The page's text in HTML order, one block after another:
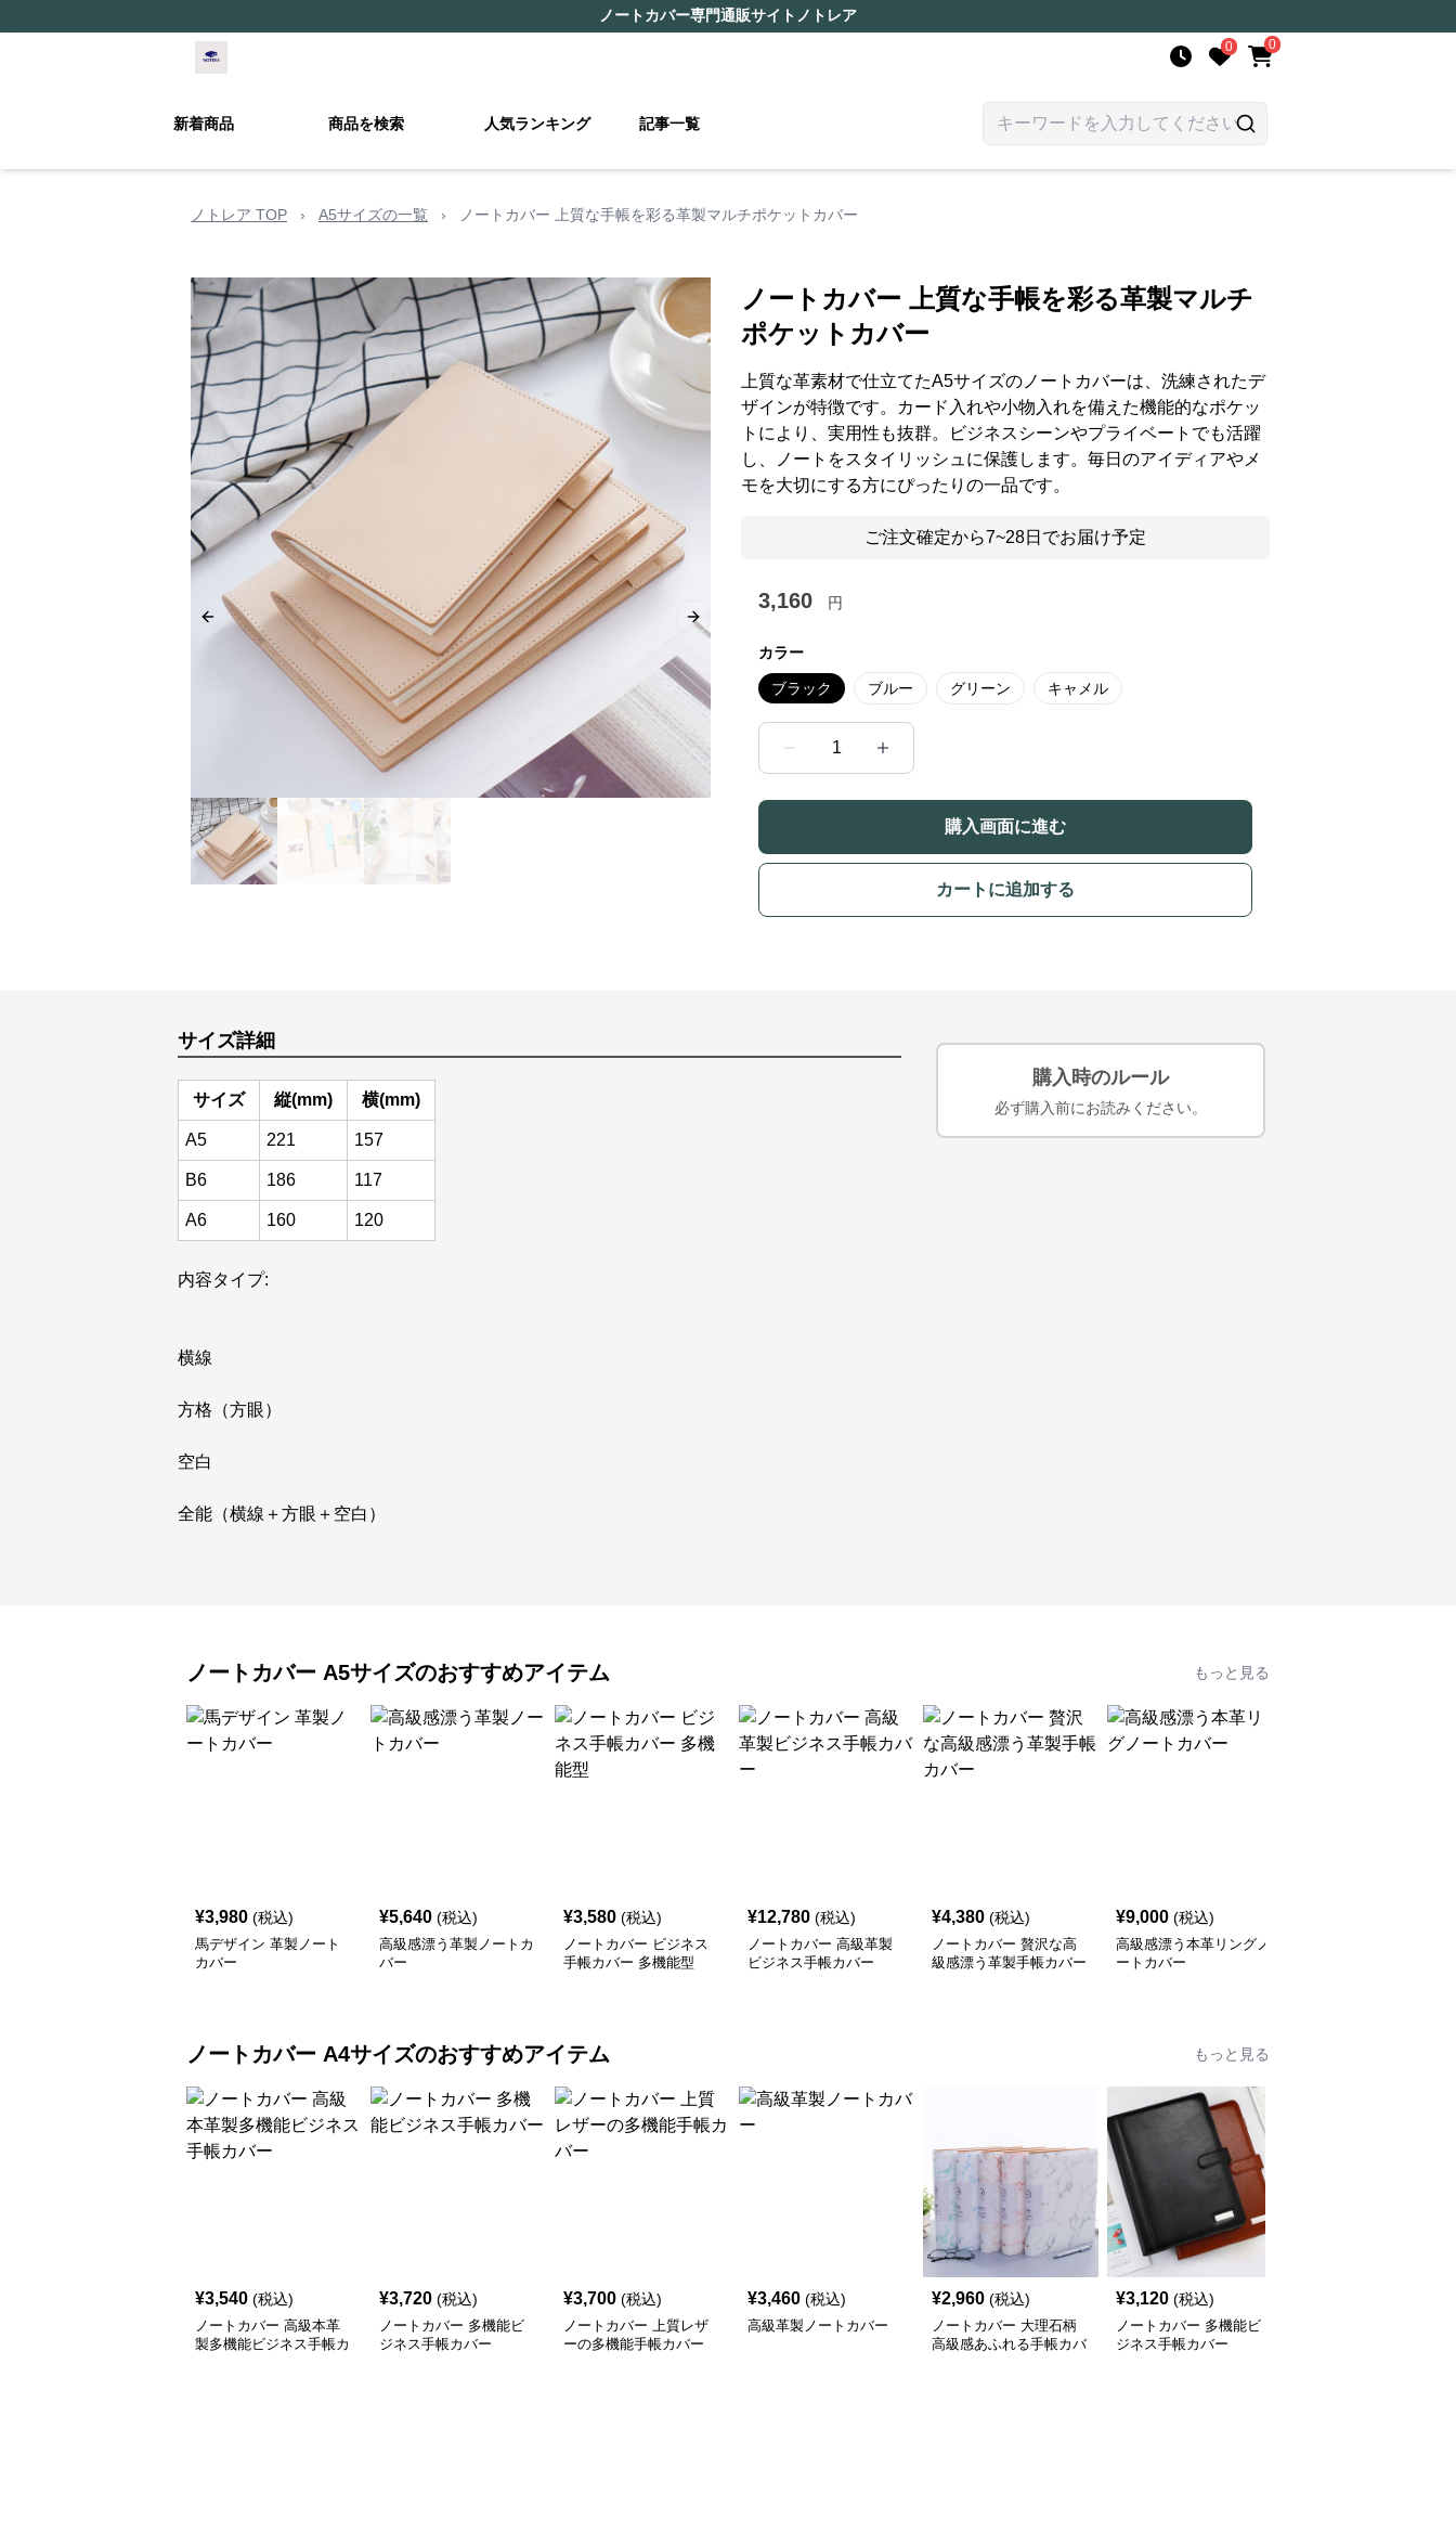
ノートカバー専門通販サイト ノトレア
0 0
新着商品 商品を検索 人気ランキング 記事一覧
ノトレア TOP › A5サイズの一覧 › ノートカバー 上質な手帳を彩る革製マルチポケットカバー
Previous slide Next slide
ノートカバー 上質な手帳を彩る革製マルチ
ポケットカバー
上質な革素材で仕立てたA5サイズのノートカバーは、洗練されたデ
ザインが特徴です。カード入れや小物入れを備えた機能的なポケッ
トにより、実用性も抜群。ビジネスシーンやプライベートでも活躍
し、ノートをスタイリッシュに保護します。毎日のアイディアやメ
モを大切にする方にぴったりの一品です。
ご注文確定から7~28日でお届け予定
3,160 円
カラー
ブラック ブルー グリーン キャメル
1
購入画面に進む
カートに追加する
サイズ詳細
サイズ 縦(mm) 横(mm)
A5 221 157
B6 186 117
A6 160 120
内容タイプ:
横線
方格（方眼）
空白
全能（横線＋方眼＋空白）
購入時のルール
必ず購入前にお読みください。
ノートカバー A5サイズのおすすめアイテム もっと見る
¥3,980 (税込)
馬デザイン 革製ノート
カバー
¥5,640 (税込)
高級感漂う革製ノートカ
バー
¥3,580 (税込)
ノートカバー ビジネス
手帳カバー 多機能型
¥12,780 (税込)
ノートカバー 高級革製
ビジネス手帳カバー
¥4,380 (税込)
ノートカバー 贅沢な高
級感漂う革製手帳カバー
¥9,000 (税込)
高級感漂う本革リングノ
ートカバー
ノートカバー A4サイズのおすすめアイテム もっと見る
¥3,540 (税込)
ノートカバー 高級本革
製多機能ビジネス手帳カ
¥3,720 (税込)
ノートカバー 多機能ビ
ジネス手帳カバー
¥3,700 (税込)
ノートカバー 上質レザ
ーの多機能手帳カバー
¥3,460 (税込)
高級革製ノートカバー
¥2,960 (税込)
ノートカバー 大理石柄
高級感あふれる手帳カバ
¥3,120 (税込)
ノートカバー 多機能ビ
ジネス手帳カバー